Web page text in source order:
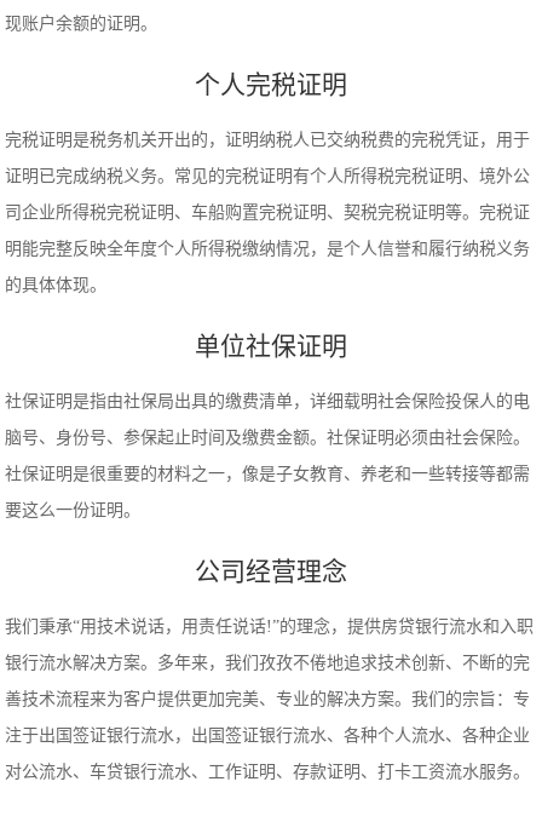
现账户余额的证明。
个人完税证明
完税证明是税务机关开出的，证明纳税人已交纳税费的完税凭证，用于
证明已完成纳税义务。常见的完税证明有个人所得税完税证明、境外公
司企业所得税完税证明、车船购置完税证明、契税完税证明等。完税证
明能完整反映全年度个人所得税缴纳情况，是个人信誉和履行纳税义务
的具体体现。
单位社保证明
社保证明是指由社保局出具的缴费清单，详细载明社会保险投保人的电
脑号、身份号、参保起止时间及缴费金额。社保证明必须由社会保险。
社保证明是很重要的材料之一，像是子女教育、养老和一些转接等都需
要这么一份证明。
公司经营理念
我们秉承“用技术说话，用责任说话!”的理念，提供房贷银行流水和入职
银行流水解决方案。多年来，我们孜孜不倦地追求技术创新、不断的完
善技术流程来为客户提供更加完美、专业的解决方案。我们的宗旨：专
注于出国签证银行流水，出国签证银行流水、各种个人流水、各种企业
对公流水、车贷银行流水、工作证明、存款证明、打卡工资流水服务。